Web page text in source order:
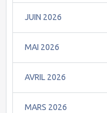
JUIN 2026
MAI 2026
AVRIL 2026
MARS 2026